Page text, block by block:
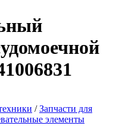
/Запчасти для
элементы